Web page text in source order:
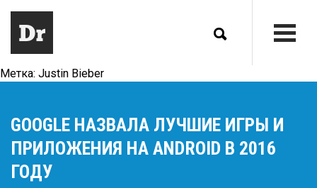
Метка: Justin Bieber
GOOGLE НАЗВАЛА ЛУЧШИЕ ИГРЫ И
ПРИЛОЖЕНИЯ НА ANDROID В 2016
ГОДУ